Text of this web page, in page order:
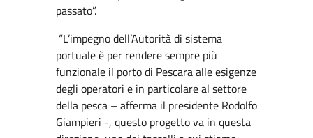
passato”.
“L’impegno dell’Autorità di sistema
portuale è per rendere sempre più
funzionale il porto di Pescara alle esigenze
degli operatori e in particolare al settore
della pesca – afferma il presidente Rodolfo
Giampieri -, questo progetto va in questa